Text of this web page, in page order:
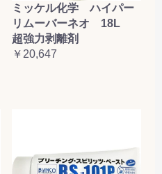
ミッケル化学 ハイパー
リムーバーネオ 18L
超強力剥離剤
￥20,647